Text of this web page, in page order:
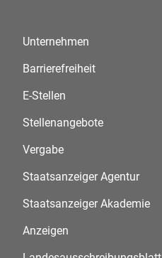
Unternehmen
Barrierefreiheit
E-Stellen
Stellenangebote
Vergabe
Staatsanzeiger Agentur
Staatsanzeiger Akademie
Anzeigen